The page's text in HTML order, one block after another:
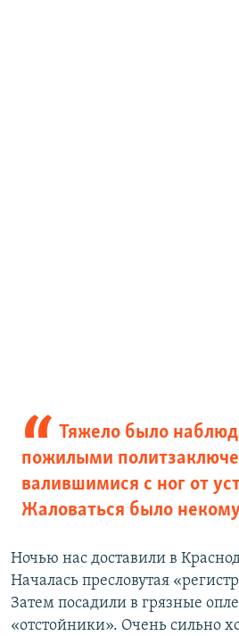
Тяжело было
пожилыми
валившимися с ног от
Жаловаться было
Ночью нас доставили в
Началась пресловутая
Затем посадили в грязные
«отстойники». Очень сильно